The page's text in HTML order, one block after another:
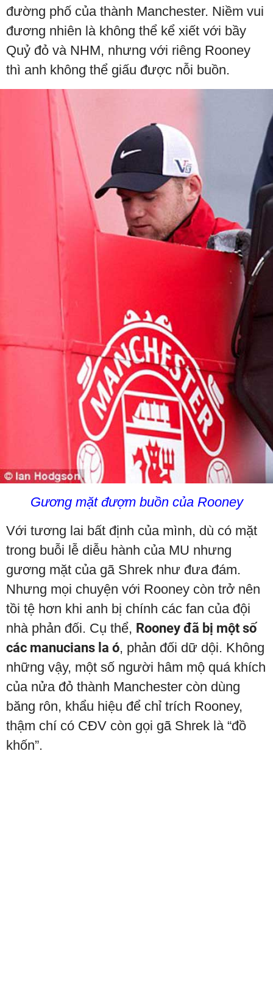
đường phố của thành Manchester. Niềm vui
đương nhiên là không thể kể xiết với bầy
Quỷ đỏ và NHM, nhưng với riêng Rooney
thì anh không thể giấu được nỗi buồn.
Gương mặt đượm buồn của Rooney
Với tương lai bất định của mình, dù có mặt
trong buỗi lễ diễu hành của MU nhưng
gương mặt của gã Shrek như đưa đám.
Nhưng mọi chuyện với Rooney còn trở nên
tồi tệ hơn khi anh bị chính các fan của đội
nhà phản đối. Cụ thể, Rooney đã bị một số
các manucians la ó, phản đối dữ dội. Không
những vậy, một số người hâm mộ quá khích
của nửa đỏ thành Manchester còn dùng
băng rôn, khẩu hiệu để chỉ trích Rooney,
thậm chí có CĐV còn gọi gã Shrek là “đồ
khốn”.